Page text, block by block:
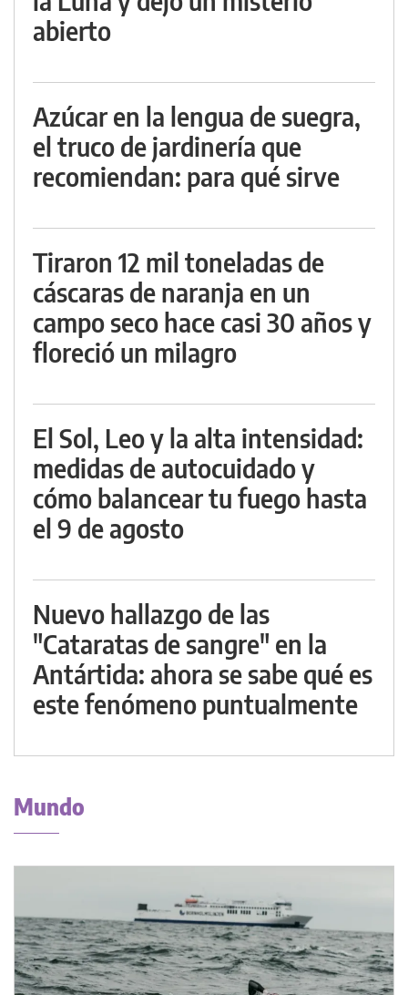
abierto
Azúcar en la lengua de suegra,
el truco de jardinería que
recomiendan: para qué sirve
Tiraron 12 mil toneladas de
cáscaras de naranja en un
campo seco hace casi 30 años y
floreció un milagro
El Sol, Leo y la alta intensidad:
medidas de autocuidado y
cómo balancear tu fuego hasta
el 9 de agosto
Nuevo hallazgo de las
"Cataratas de sangre" en la
Antártida: ahora se sabe qué es
este fenómeno puntualmente
Mundo